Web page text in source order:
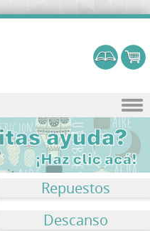
Repuestos
Descanso